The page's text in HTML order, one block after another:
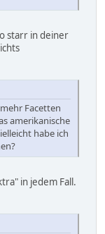
starr in deiner
Facetten
amerikanische
habe ich
in jedem Fall.